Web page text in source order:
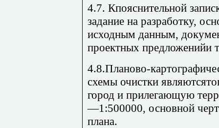
4.7. Кпояснительной
задание на разработку,
исходным данным,
проектных предложенийи
4.8.Планово-
схемы очистки
город и прилегающую
—1:500000, основной
плана.